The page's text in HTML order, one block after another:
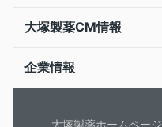
大塚製薬CM情報
企業情報